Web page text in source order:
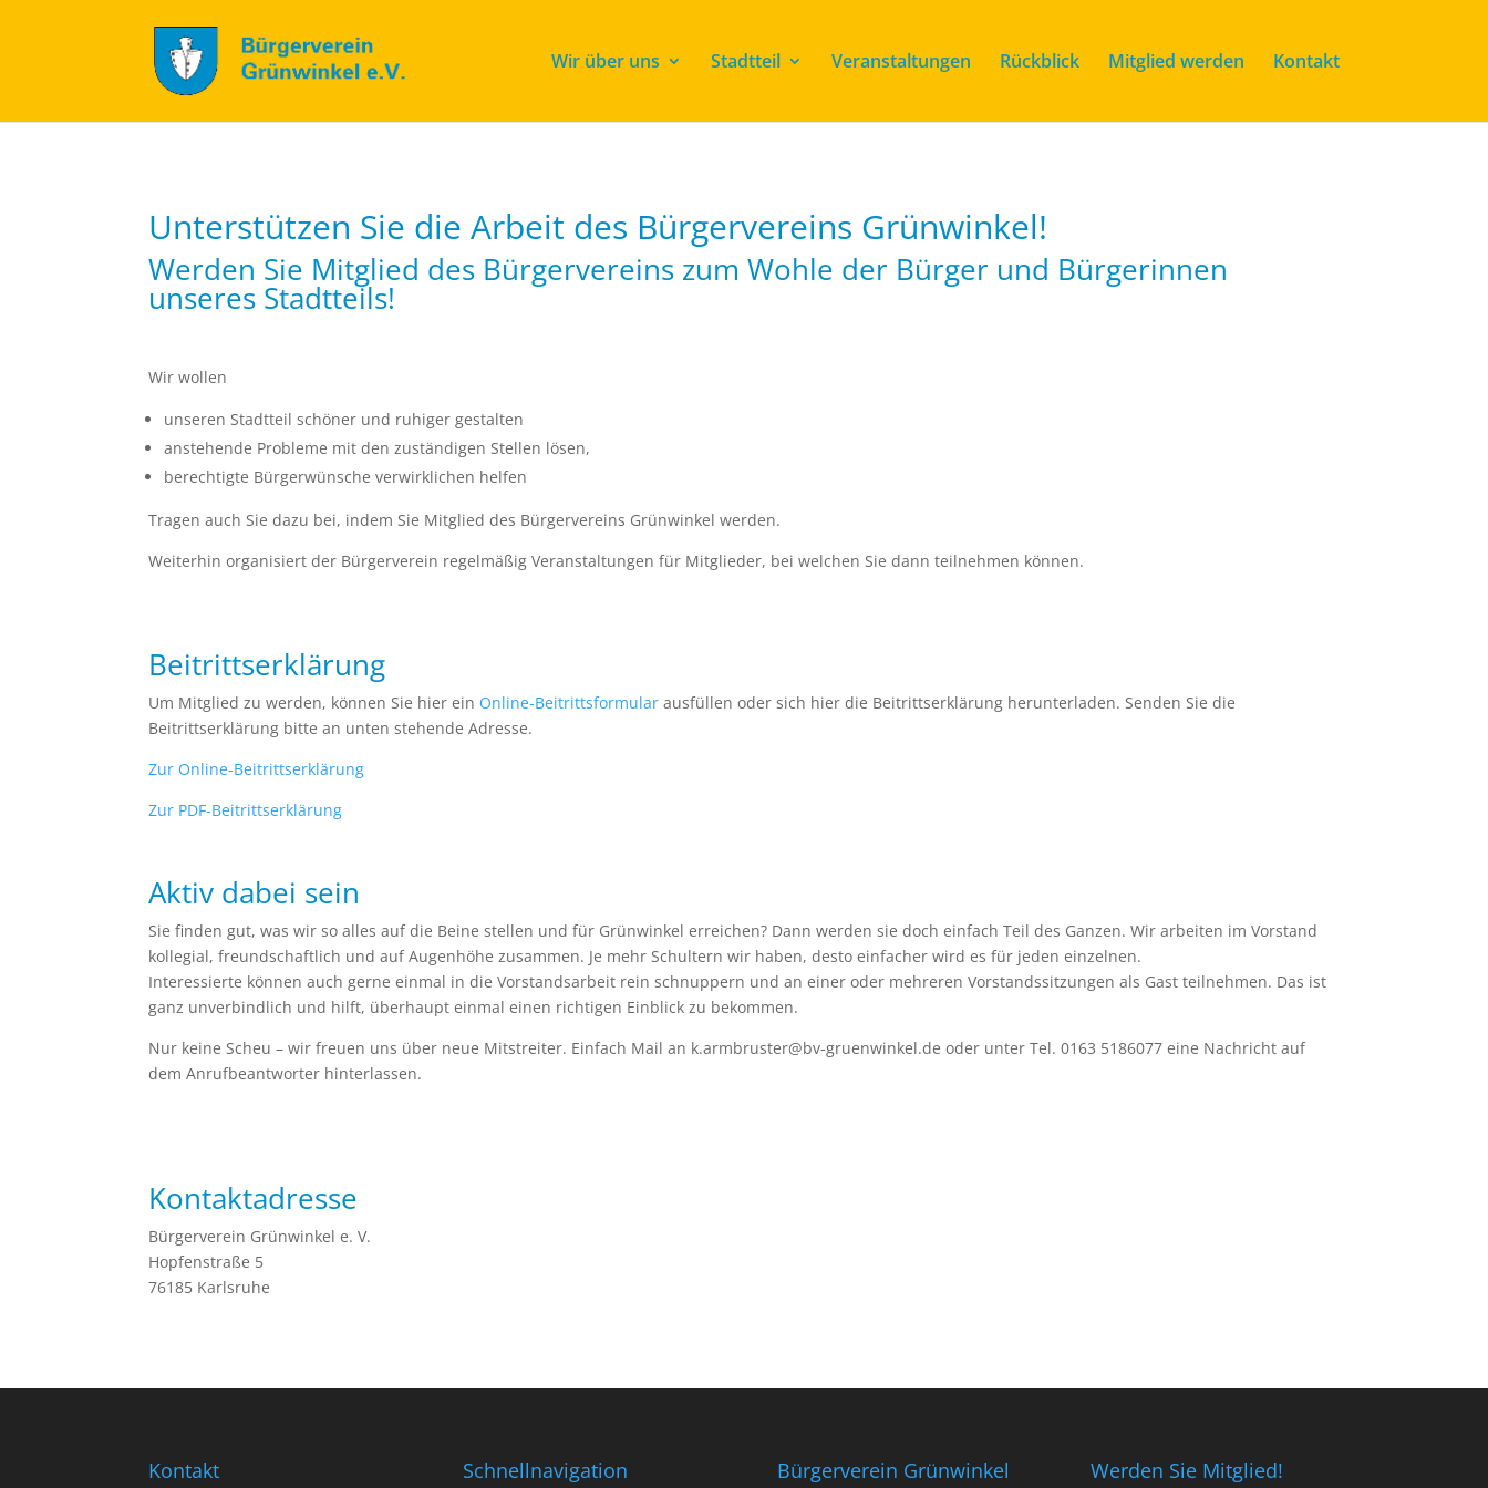
Wir über uns Stadtteil Veranstaltungen Rückblick Mitglied werden Kontakt
Unterstützen Sie die Arbeit des Bürgervereins Grünwinkel!
Werden Sie Mitglied des Bürgervereins zum Wohle der Bürger und Bürgerinnen
unseres Stadtteils!
Wir wollen
unseren Stadtteil schöner und ruhiger gestalten
anstehende Probleme mit den zuständigen Stellen lösen,
berechtigte Bürgerwünsche verwirklichen helfen
Tragen auch Sie dazu bei, indem Sie Mitglied des Bürgervereins Grünwinkel werden.
Weiterhin organisiert der Bürgerverein regelmäßig Veranstaltungen für Mitglieder, bei welchen Sie dann teilnehmen können.
Beitrittserklärung
Um Mitglied zu werden, können Sie hier ein Online-Beitrittsformular ausfüllen oder sich hier die Beitrittserklärung herunterladen. Senden Sie die
Beitrittserklärung bitte an unten stehende Adresse.
Zur Online-Beitrittserklärung
Zur PDF-Beitrittserklärung
Aktiv dabei sein
Sie finden gut, was wir so alles auf die Beine stellen und für Grünwinkel erreichen? Dann werden sie doch einfach Teil des Ganzen. Wir arbeiten im Vorstand
kollegial, freundschaftlich und auf Augenhöhe zusammen. Je mehr Schultern wir haben, desto einfacher wird es für jeden einzelnen.
Interessierte können auch gerne einmal in die Vorstandsarbeit rein schnuppern und an einer oder mehreren Vorstandssitzungen als Gast teilnehmen. Das ist
ganz unverbindlich und hilft, überhaupt einmal einen richtigen Einblick zu bekommen.
Nur keine Scheu – wir freuen uns über neue Mitstreiter. Einfach Mail an k.armbruster@bv-gruenwinkel.de oder unter Tel. 0163 5186077 eine Nachricht auf
dem Anrufbeantworter hinterlassen.
Kontaktadresse
Bürgerverein Grünwinkel e. V.
Hopfenstraße 5
76185 Karlsruhe
Kontakt Schnellnavigation Bürgerverein Grünwinkel Werden Sie Mitglied!